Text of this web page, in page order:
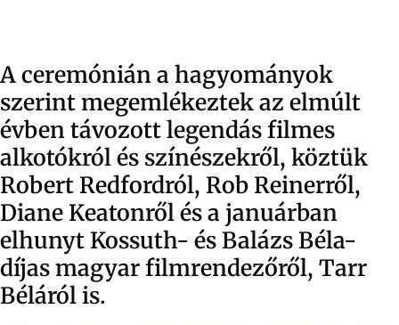
A ceremónián a hagyományok
szerint megemlékeztek az elmúlt
évben távozott legendás filmes
alkotókról és színészekről, köztük
Robert Redfordról, Rob Reinerről,
Diane Keatonről és a januárban
elhunyt Kossuth- és Balázs Béla-
díjas magyar filmrendezőről, Tarr
Béláról is.